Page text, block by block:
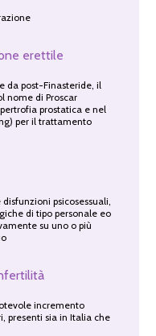
erettile
da post-Finasteride, il
nome di Proscar
prostatica e nel
per il trattamento
psicosessuali,
di tipo personale eo
su uno o più
incremento
presenti sia in Italia che